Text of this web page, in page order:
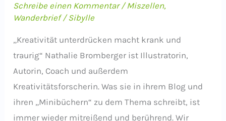
Schreibe einen Kommentar /Miszellen,
Wanderbrief/Sibylle
„Kreativität unterdrücken macht krank und
traurig“ Nathalie Bromberger ist Illustratorin,
Autorin, Coach und außerdem
Kreativitätsforscherin. Was sie in ihrem Blog und
ihren „Minibüchern“ zu dem Thema schreibt, ist
immer wieder mitreißend und berührend. Wir